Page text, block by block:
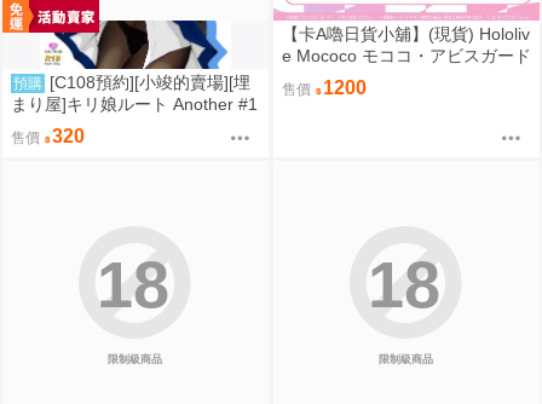
預購 [C108預約][小竣的賣場][埋
まり屋]キリ娘ルート Another #1
0 中編 ~浮気デート編~ 同人誌id
=3764106
售價 320
【卡A嚕日貨小舖】(現貨) Hololiv
e Mococo モココ・アビスガード
誕生日記念2024 ラフィアンぬい
ぐるみ ピンクver. 布偶
售價 1200
限制級商品
18
限制級商品
18